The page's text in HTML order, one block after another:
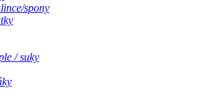
spony
/ suky